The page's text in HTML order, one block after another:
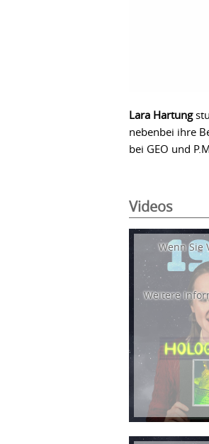
Lara Hartung
nebenbei ihre
bei GEO und
Videos
Wenn Sie
Weitere